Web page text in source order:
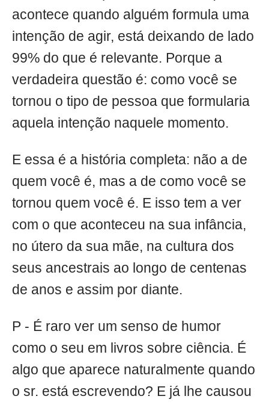
acontece quando alguém formula uma
intenção de agir, está deixando de lado
99% do que é relevante. Porque a
verdadeira questão é: como você se
tornou o tipo de pessoa que formularia
aquela intenção naquele momento.
E essa é a história completa: não a de
quem você é, mas a de como você se
tornou quem você é. E isso tem a ver
com o que aconteceu na sua infância,
no útero da sua mãe, na cultura dos
seus ancestrais ao longo de centenas
de anos e assim por diante.
P - É raro ver um senso de humor
como o seu em livros sobre ciência. É
algo que aparece naturalmente quando
o sr. está escrevendo? E já lhe causou